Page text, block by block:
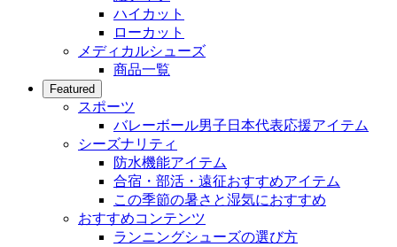
ハイカット
ローカット
メディカルシューズ
商品一覧
Featured
スポーツ
バレーボール男子日本代表応援アイテム
シーズナリティ
防水機能アイテム
合宿・部活・遠征おすすめアイテム
この季節の暑さと湿気におすすめ
おすすめコンテンツ
ランニングシューズの選び方